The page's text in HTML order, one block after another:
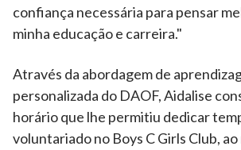
confiança necessária para pensar
minha educação e carreira."
Através da abordagem de
personalizada do DAOF, Aidalise
horário que lhe permitiu dedicar
voluntariado no Boys C Girls Club,